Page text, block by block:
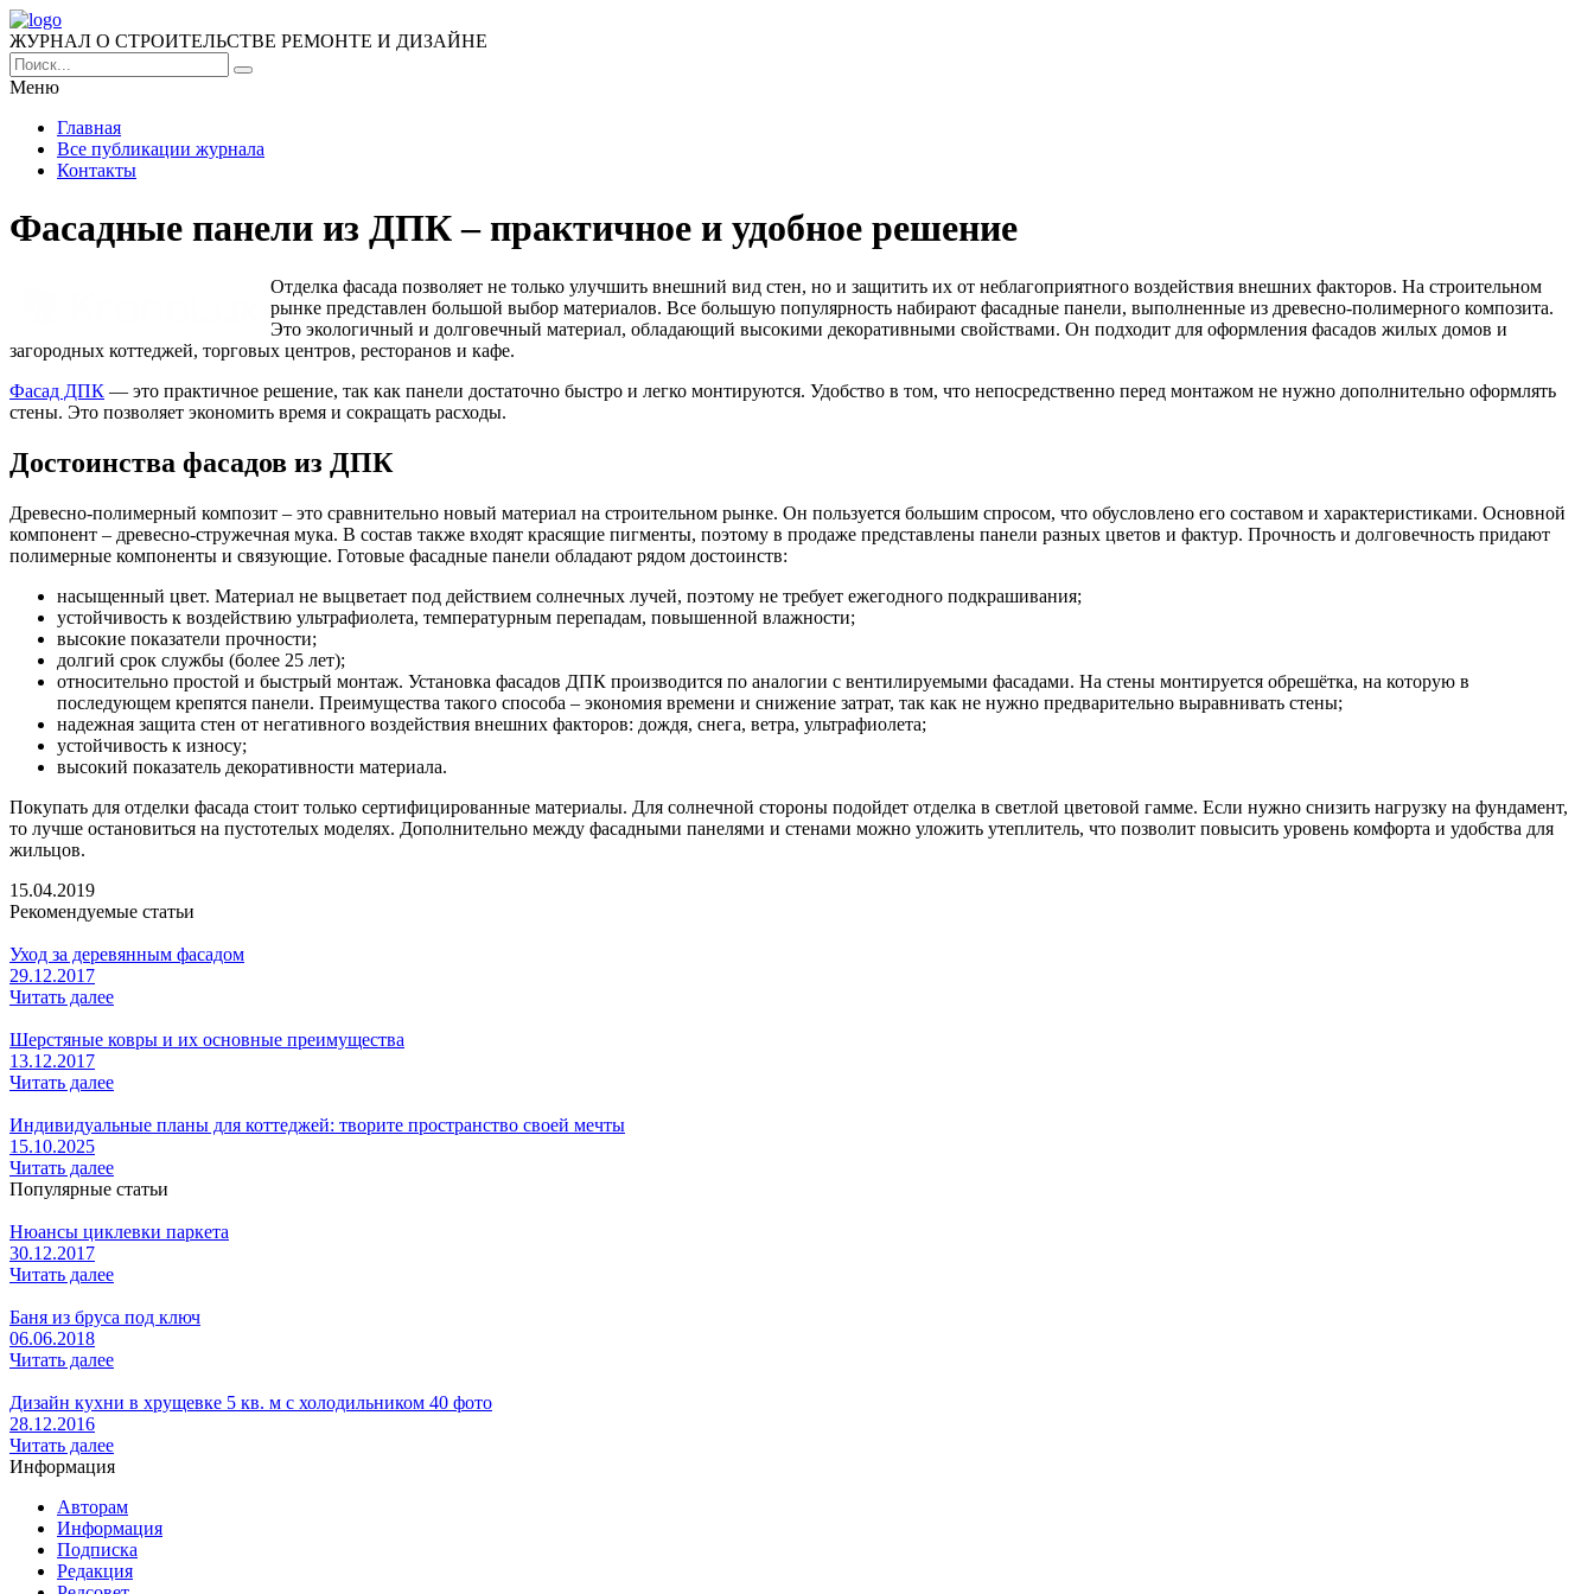
ЖУРНАЛ О СТРОИТЕЛЬСТВЕ РЕМОНТЕ И ДИЗАЙНЕ
Меню
Главная
Все публикации журнала
Контакты
Фасадные панели из ДПК – практичное и удобное решение
Отделка фасада позволяет не только улучшить внешний вид стен, но и защитить их от неблагоприятного воздействия внешних факторов. На строительном
рынке представлен большой выбор материалов. Все большую популярность набирают фасадные панели, выполненные из древесно-полимерного композита.
Это экологичный и долговечный материал, обладающий высокими декоративными свойствами. Он подходит для оформления фасадов жилых домов и
загородных коттеджей, торговых центров, ресторанов и кафе.
Фасад ДПК — это практичное решение, так как панели достаточно быстро и легко монтируются. Удобство в том, что непосредственно перед монтажом не нужно дополнительно оформлять
стены. Это позволяет экономить время и сокращать расходы.
Достоинства фасадов из ДПК
Древесно-полимерный композит – это сравнительно новый материал на строительном рынке. Он пользуется большим спросом, что обусловлено его составом и характеристиками. Основной
компонент – древесно-стружечная мука. В состав также входят красящие пигменты, поэтому в продаже представлены панели разных цветов и фактур. Прочность и долговечность придают
полимерные компоненты и связующие. Готовые фасадные панели обладают рядом достоинств:
насыщенный цвет. Материал не выцветает под действием солнечных лучей, поэтому не требует ежегодного подкрашивания;
устойчивость к воздействию ультрафиолета, температурным перепадам, повышенной влажности;
высокие показатели прочности;
долгий срок службы (более 25 лет);
относительно простой и быстрый монтаж. Установка фасадов ДПК производится по аналогии с вентилируемыми фасадами. На стены монтируется обрешётка, на которую в
последующем крепятся панели. Преимущества такого способа – экономия времени и снижение затрат, так как не нужно предварительно выравнивать стены;
надежная защита стен от негативного воздействия внешних факторов: дождя, снега, ветра, ультрафиолета;
устойчивость к износу;
высокий показатель декоративности материала.
Покупать для отделки фасада стоит только сертифицированные материалы. Для солнечной стороны подойдет отделка в светлой цветовой гамме. Если нужно снизить нагрузку на фундамент,
то лучше остановиться на пустотелых моделях. Дополнительно между фасадными панелями и стенами можно уложить утеплитель, что позволит повысить уровень комфорта и удобства для
жильцов.
15.04.2019
Рекомендуемые статьи
Уход за деревянным фасадом
29.12.2017
Читать далее
Шерстяные ковры и их основные преимущества
13.12.2017
Читать далее
Индивидуальные планы для коттеджей: творите пространство своей мечты
15.10.2025
Читать далее
Популярные статьи
Нюансы циклевки паркета
30.12.2017
Читать далее
Баня из бруса под ключ
06.06.2018
Читать далее
Дизайн кухни в хрущевке 5 кв. м с холодильником 40 фото
28.12.2016
Читать далее
Информация
Авторам
Информация
Подписка
Редакция